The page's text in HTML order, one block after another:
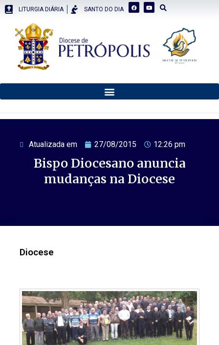
LITURGIA DIÁRIA SANTO DO DIA
Atualizada em 27/08/2015 12:26 pm
Bispo Diocesano anuncia
mudanças na Diocese
Diocese